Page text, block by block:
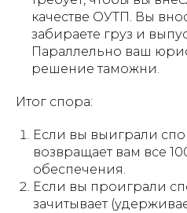
качестве ОУТП. Вы
забираете груз и
Параллельно ваш
решение таможни.
Итог спора:
Если вы выиграли
возвращает вам все
обеспечения.
Если вы проиграли
зачитывает